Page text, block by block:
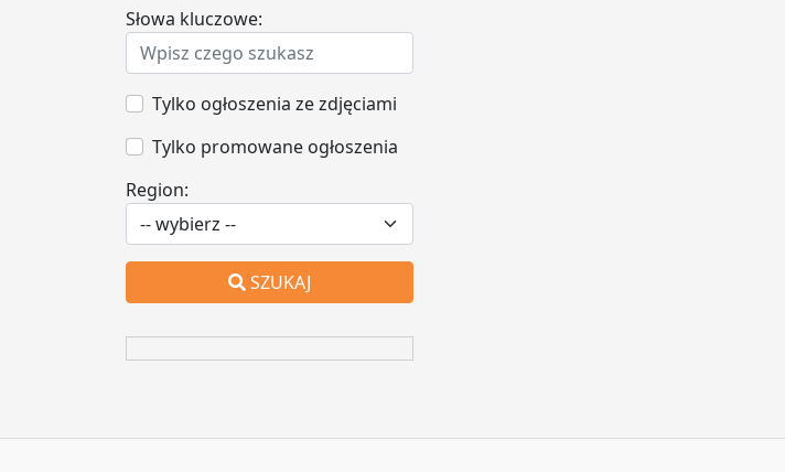
Słowa kluczowe:
Tylko ogłoszenia ze zdjęciami
Tylko promowane ogłoszenia
Region:
SZUKAJ